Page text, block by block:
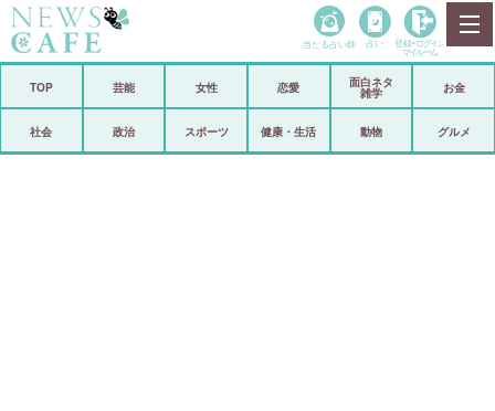
政治
当たる占い師 占い 登録• ログイン
マイルーム
TOP 芸能 女性 恋愛
面白ネタ
雑学
お金
社会 政治 スポーツ 健康・生活 動物 グルメ